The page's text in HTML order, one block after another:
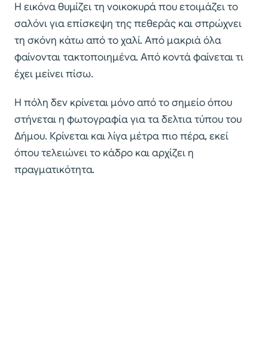
Η εικόνα θυμίζει τη νοικοκυρά που ετοιμάζει το
σαλόνι για επίσκεψη της πεθεράς και σπρώχνει
τη σκόνη κάτω από το χαλί. Από μακριά όλα
φαίνονται τακτοποιημένα. Από κοντά φαίνεται τι
έχει μείνει πίσω.
Η πόλη δεν κρίνεται μόνο από το σημείο όπου
στήνεται η φωτογραφία για τα δελτια τύπου του
Δήμου. Κρίνεται και λίγα μέτρα πιο πέρα, εκεί
όπου τελειώνει το κάδρο και αρχίζει η
πραγματικότητα.